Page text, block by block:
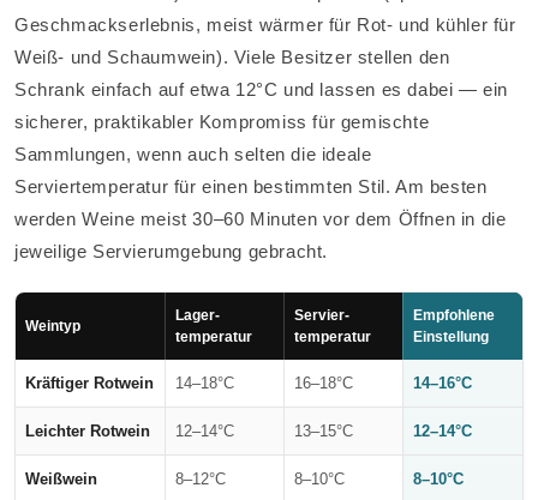
Geschmackserlebnis, meist wärmer für Rot- und kühler für
Weiß- und Schaumwein). Viele Besitzer stellen den
Schrank einfach auf etwa 12°C und lassen es dabei — ein
sicherer, praktikabler Kompromiss für gemischte
Sammlungen, wenn auch selten die ideale
Serviertemperatur für einen bestimmten Stil. Am besten
werden Weine meist 30–60 Minuten vor dem Öffnen in die
jeweilige Servierumgebung gebracht.
Weintyp
Lager­
temperatur
Servier­
temperatur
Empfohlene
Einstellung
Kräftiger Rotwein 14–18°C 16–18°C 14–16°C
Leichter Rotwein 12–14°C 13–15°C 12–14°C
Weißwein 8–12°C 8–10°C 8–10°C